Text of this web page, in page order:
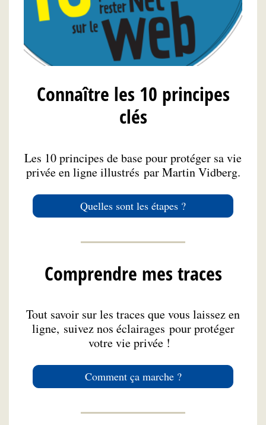
Connaître les 10 principes
clés
Les 10 principes de base pour protéger sa vie
privée en ligne illustrés par Martin Vidberg.
Quelles sont les étapes ?
Comprendre mes traces
Tout savoir sur les traces que vous laissez en
ligne, suivez nos éclairages pour protéger
votre vie privée !
Comment ça marche ?